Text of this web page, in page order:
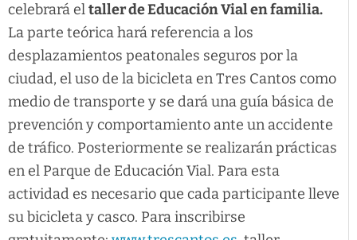
celebrará eltaller de Educación Vial en familia.
La parte teórica hará referencia a los
desplazamientos peatonales seguros por la
ciudad, el uso de la bicicleta en Tres Cantos como
medio de transporte y se dará una guía básica de
prevención y comportamiento ante un accidente
de tráfico. Posteriormente se realizarán prácticas
en el Parque de Educación Vial. Para esta
actividad es necesario que cada participante lleve
su bicicleta y casco. Para inscribirse